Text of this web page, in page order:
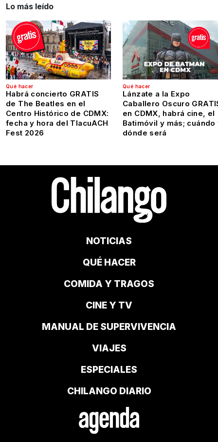
Lo más leído
Qué hacer
Habrá concierto GRATIS
de The Beatles en el
Centro Histórico de CDMX:
fecha y hora del TlacuACH
Fest 2026
Qué hacer
Lánzate a la Expo
Caballero Oscuro
en CDMX, habrá cine, el
Batimóvil y más; cuándo
dónde será
NOTICIAS
QUÉ HACER
COMIDA Y TRAGOS
CINE Y TV
MANUAL DE SUPERVIVENCIA
VIAJES
ESPECIALES
CHILANGO DIARIO